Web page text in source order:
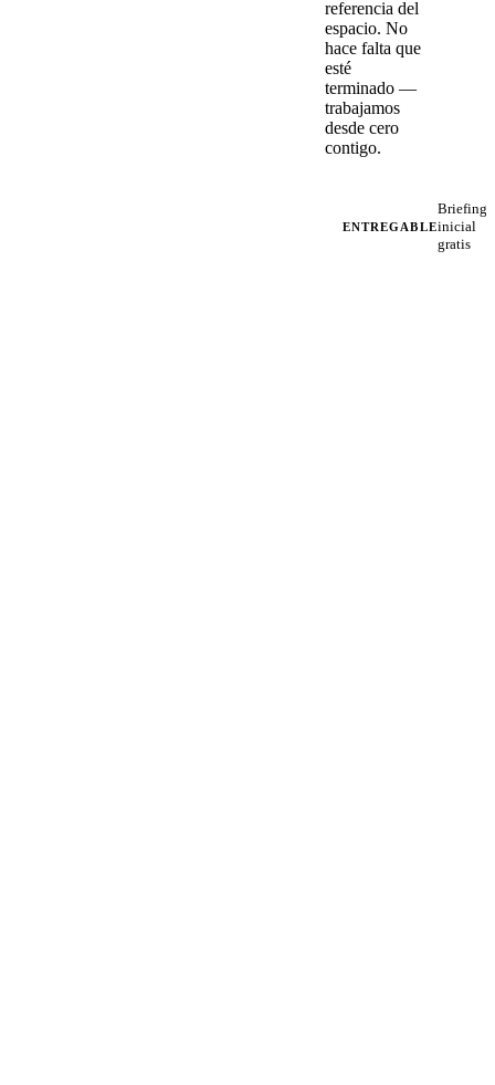
referencia del
espacio. No
hace falta que
esté
terminado —
trabajamos
desde cero
contigo.
ENTREGABLE
Briefing
inicial
gratis